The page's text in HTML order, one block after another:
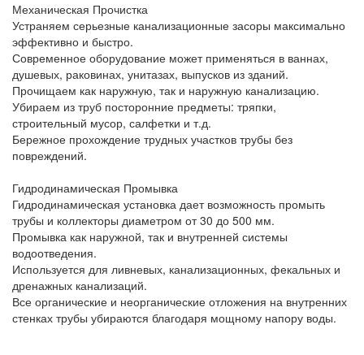
Механическая Прочистка
Устраняем серьезные канализационные засоры максимально
эффективно и быстро.
Современное оборудование может применяться в ваннах,
душевых, раковинах, унитазах, выпусков из зданий.
Прочищаем как наружную, так и наружную канализацию.
Убираем из труб посторонние предметы: тряпки,
строительный мусор, салфетки и т.д.
Бережное прохождение трудных участков трубы без
повреждений.
Гидродинамическая Промывка
Гидродинамическая установка дает возможность промыть
трубы и коллекторы диаметром от 30 до 500 мм.
Промывка как наружной, так и внутренней системы
водоотведения.
Используется для ливневых, канализационных, фекальных и
дренажных канализаций.
Все органические и неорганические отложения на внутренних
стенках трубы убираются благодаря мощному напору воды.